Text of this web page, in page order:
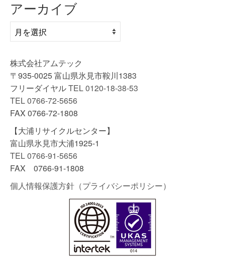
アーカイブ
ア
ー
イ
ブ
株式会社アムテック
〒935-0025 富山県氷見市鞍川1383
フリーダイヤルTEL 0120-18-38-53
TEL 0766-72-5656
FAX 0766-72-1808
【大浦リサイクルセンター】
富山県氷見市大浦1925-1
TEL 0766-91-5656
FAX 0766-91-1808
個人情報保護方針（プライバシーポリシー）